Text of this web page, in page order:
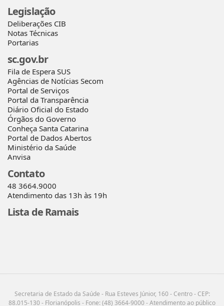
Legislação
Deliberações CIB
Notas Técnicas
Portarias
sc.gov.br
Fila de Espera SUS
Agências de Notícias Secom
Portal de Serviços
Portal da Transparência
Diário Oficial do Estado
Órgãos do Governo
Conheça Santa Catarina
Portal de Dados Abertos
Ministério da Saúde
Anvisa
Contato
48 3664.9000
Atendimento das 13h às 19h
Lista de Ramais
Secretaria de Estado da Saúde - Rua Esteves Júnior, 160 - Centro - CEP:
88.015-130 - Florianópolis - Fone: (48) 3664-9000 - Atendimento ao público